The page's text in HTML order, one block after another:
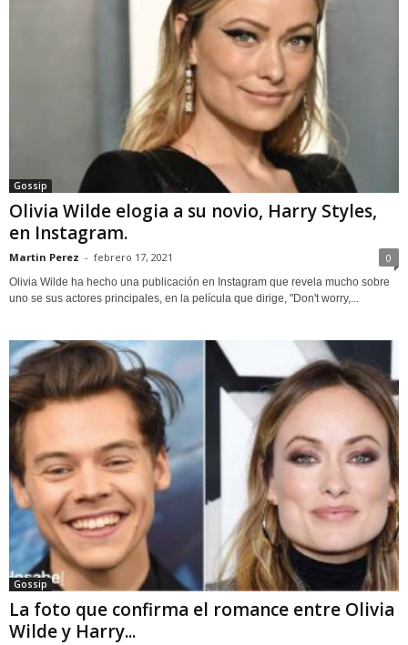
Gossip
Olivia Wilde elogia a su novio, Harry Styles,
en Instagram.
Martin Perez - febrero 17, 2021 0
Olivia Wilde ha hecho una publicación en Instagram que revela mucho sobre
uno se sus actores principales, en la película que dirige, "Don't worry,...
Gossip
La foto que confirma el romance entre Olivia
Wilde y Harry...